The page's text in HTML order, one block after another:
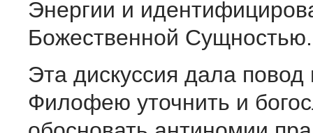
Энергии и
Божественной Сущностью.
Эта дискуссия дала повод
Филофею уточнить и